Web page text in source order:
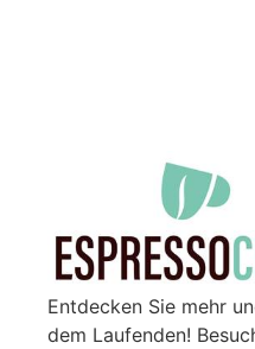
Entdecken Sie mehr
dem Laufenden!